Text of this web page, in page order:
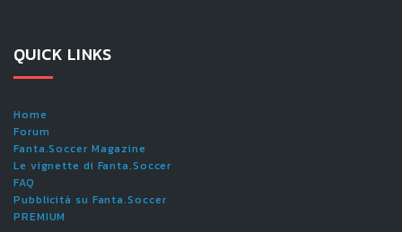
QUICK LINKS
Home
Forum
Fanta.Soccer Magazine
Le vignette di Fanta.Soccer
FAQ
Pubblicità su Fanta.Soccer
PREMIUM